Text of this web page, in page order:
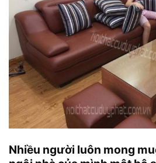
Nhiều người luôn mong